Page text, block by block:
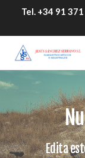
Tel. +34 91
Edita